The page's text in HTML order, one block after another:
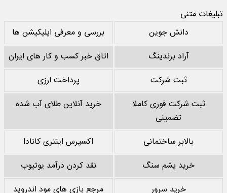
تبلیغات متنی
دانش جوین
بررسی و معرفی اپلیکیشن ها
آراد برندینگ
اتاق خبر کسب و کار های ایران
ثبت شرکت
پرداخت ارزی
ثبت شرکت فوری کاملا
تضمینی
خرید آنلاین طلای آب شده
بالابر ساختمانی
اکسپرس اینتری کانادا
خرید پشم سنگ
نقد کردن درآمد یوتیوب
خرید سرور
مرجع بازی های مود اندروید